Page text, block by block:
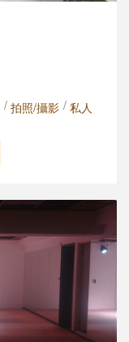
/ 拍照/攝影 / 私人